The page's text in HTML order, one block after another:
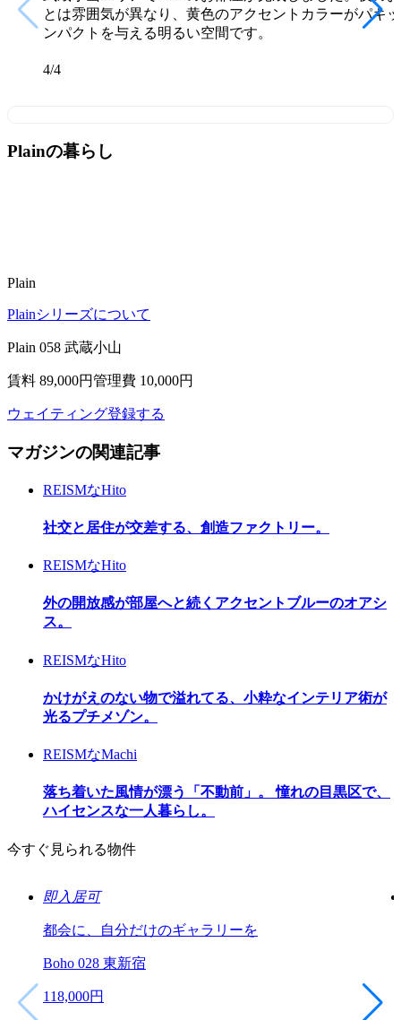
とは雰囲気が異なり、黄色のアクセントカラーがパキ
ンパクトを与える明るい空間です。
4/4
Plainの暮らし
Plain
Plainシリーズについて
Plain 058 武蔵小山
賃料 89,000円管理費 10,000円
ウェイティング登録する
マガジンの関連記事
REISMなHito
社交と居住が交差する、創造ファクトリー。
REISMなHito
外の開放感が部屋へと続くアクセントブルーのオアシ
ス。
REISMなHito
かけがえのない物で溢れてる、小粋なインテリア術が
光るプチメゾン。
REISMなMachi
落ち着いた風情が漂う「不動前」。 憧れの目黒区で、
ハイセンスな一人暮らし。
今すぐ見られる物件
即入居可
都会に、自分だけのギャラリーを
Boho 028 東新宿
118,000円